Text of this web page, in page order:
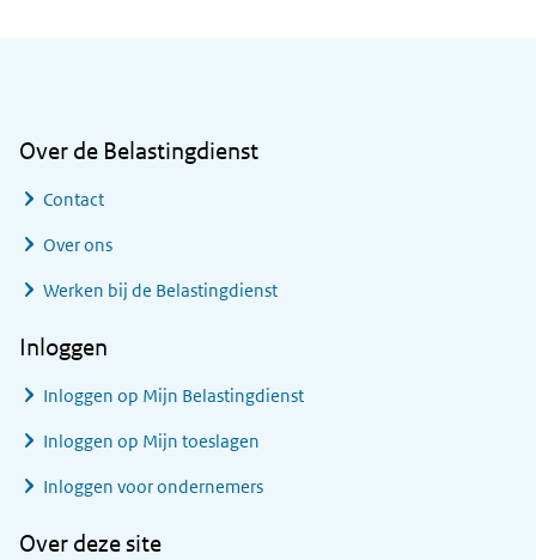
Over de Belastingdienst
Contact
Over ons
Werken bij de Belastingdienst
Inloggen
Inloggen op Mijn Belastingdienst
Inloggen op Mijn toeslagen
Inloggen voor ondernemers
Over deze site